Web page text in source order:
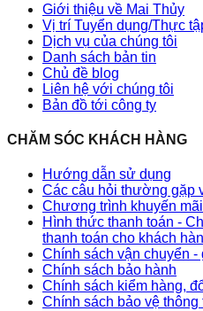
Giới thiệu về Mai Thủy
Vị trí Tuyển dụng/Thực
Dịch vụ của chúng tôi
Danh sách bản tin
Chủ đề blog
Liên hệ với chúng tôi
Bản đồ tới công ty
CHĂM SÓC KHÁCH HÀNG
Hướng dẫn sử dụng
Các câu hỏi thường gặp
Chương trình khuyến
Hình thức thanh toán -
thanh toán cho khách
Chính sách vận chuyển -
Chính sách bảo hành
Chính sách kiểm hàng,
Chính sách bảo vệ